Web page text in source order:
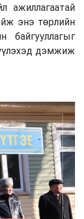
ажиллагаатай
энэ төрлийн
байгууллагыг
дэмжиж